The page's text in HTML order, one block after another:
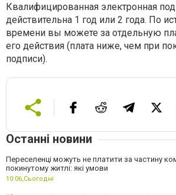
Квалифицированная электронная
действительна 1 год или 2 года. По
времени вы можете за отдельную
его действия (плата ниже, чем при
подписи).
Останні новини
Переселенці можуть не платити за частину
покинутому житлі: які умови
10:06,Сьогодні